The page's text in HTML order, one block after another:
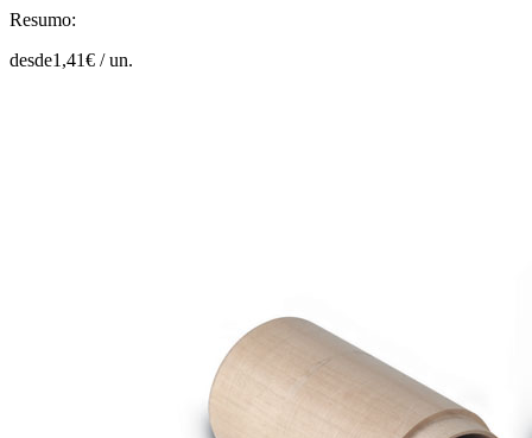
Resumo:
desde1,41€ /un.